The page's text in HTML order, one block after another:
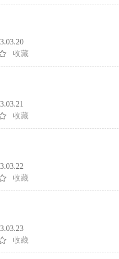
收藏
收藏
收藏
收藏